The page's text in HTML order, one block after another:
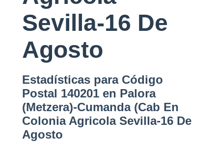
Sevilla-16 De
Agosto
Estadísticas para Código
Postal 140201 en Palora
(Metzera)-Cumanda (Cab En
Colonia Agricola Sevilla-16 De
Agosto